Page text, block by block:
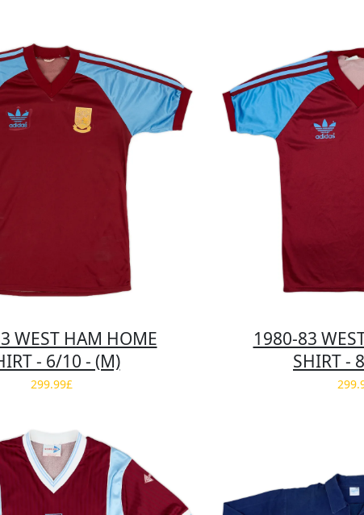
WEST HAM HOME
- 6/10 - (M)
299.99£
1980-83
SHIRT -